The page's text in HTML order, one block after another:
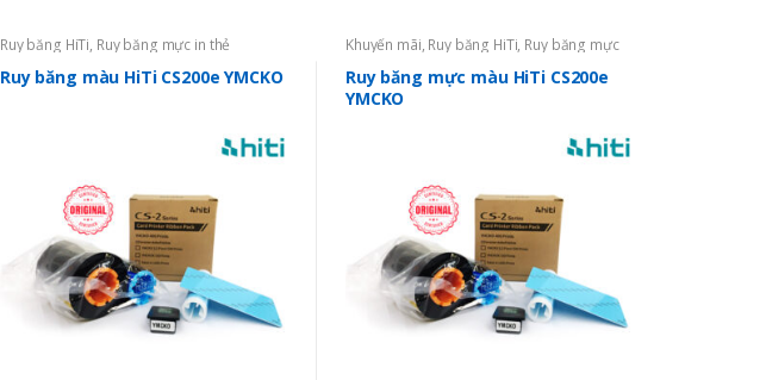
Ruy băng HiTi, Ruy băng mực in thẻ
Ruy băng màu HiTi CS200e YMCKO
Khuyến mãi, Ruy băng HiTi, Ruy băng mực
in thẻ
Ruy băng mực màu HiTi CS200e
YMCKO